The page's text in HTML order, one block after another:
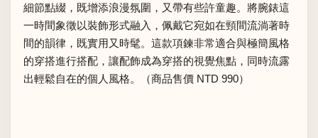
細節點綴，既增添浪漫氛圍，又帶有些許童趣。將腕錶這
一時間象徵以裝飾形式融入，佩戴它宛如在頸間流淌著時
間的韻律，既實用又時髦。這款項鍊非常適合與極簡風格
的穿搭進行搭配，讓配飾成為穿搭的視覺焦點，同時流露
出輕鬆自在的個人風格。（商品售價 NTD 990）